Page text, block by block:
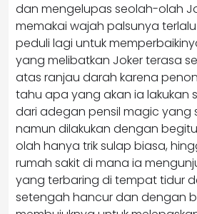
dan mengelupas seolah-olah
memakai wajah palsunya
peduli lagi untuk
yang melibatkan Joker terasa
atas ranjau darah karena
tahu apa yang akan ia lakukan
dari adegan pensil magic yang
namun dilakukan dengan
olah hanya trik sulap biasa,
rumah sakit di mana ia
yang terbaring di tempat tidur
setengah hancur dan dengan